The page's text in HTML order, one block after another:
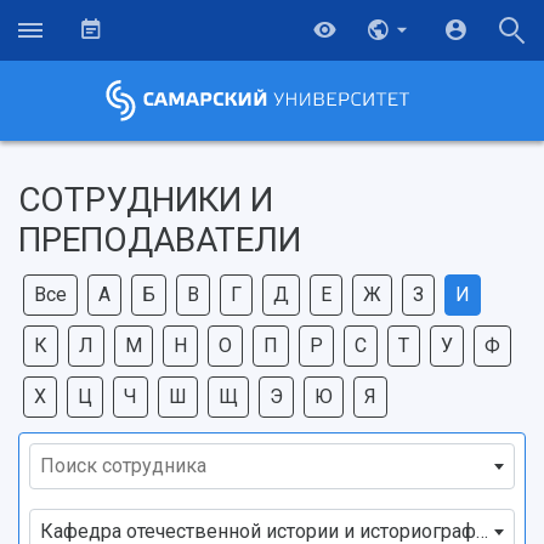
НАЗАД
СОТРУДНИКИ И
ПРЕПОДАВАТЕЛИ
Все А Б В Г Д Е Ж З И
К Л М Н О П Р С Т У Ф
Х Ц Ч Ш Щ Э Ю Я
Поиск сотрудника
Кафедра отечественной истории и историографии